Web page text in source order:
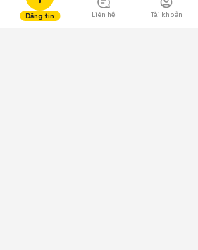
Đăng tin Liên hệ Tài khoản